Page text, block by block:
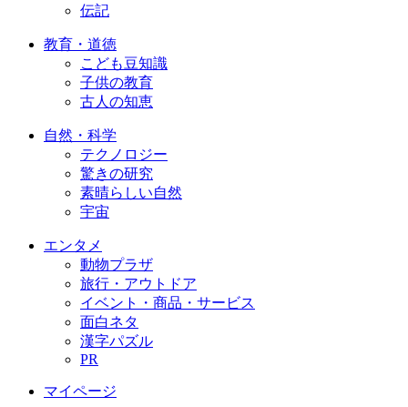
伝記
教育・道徳
こども豆知識
子供の教育
古人の知恵
自然・科学
テクノロジー
驚きの研究
素晴らしい自然
宇宙
エンタメ
動物プラザ
旅行・アウトドア
イベント・商品・サービス
面白ネタ
漢字パズル
PR
マイページ